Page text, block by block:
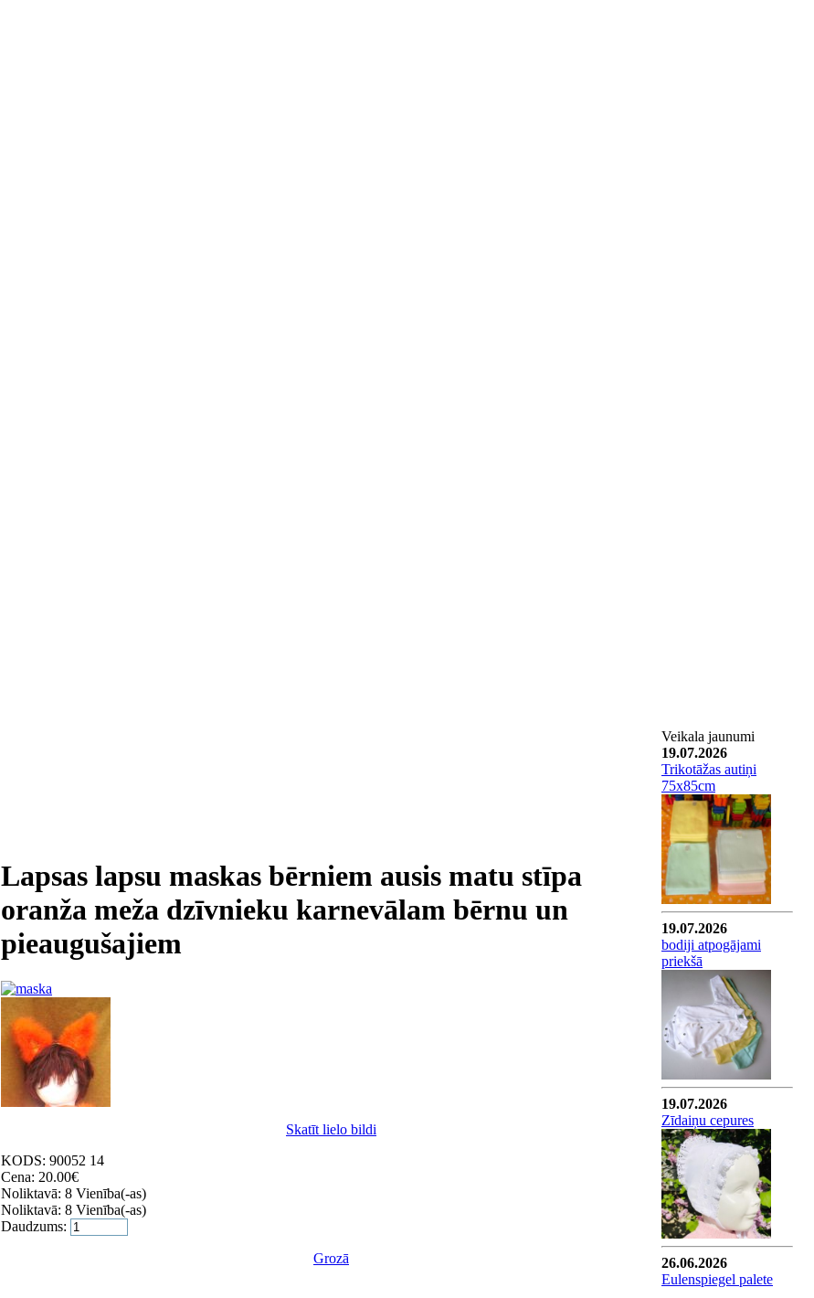
Lapsas lapsu maskas bērniem ausis matu stīpa
oranža meža dzīvnieku karnevālam bērnu un
pieaugušajiem
Skatīt lielo bildi
KODS: 90052 14
Cena: 20.00€
Noliktavā: 8 Vienība(-as)
Noliktavā: 8 Vienība(-as)
Daudzums:
Grozā
Veikala jaunumi
19.07.2026
Trikotāžas autiņi
75x85cm
19.07.2026
bodiji atpogājami
priekšā
19.07.2026
Zīdaiņu cepures
26.06.2026
Eulenspiegel palete